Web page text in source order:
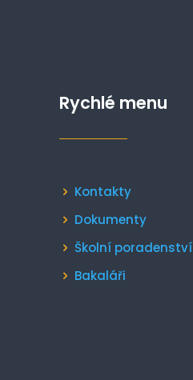
Rychlé menu
Kontakty
Dokumenty
Školní poradenství
Bakaláři